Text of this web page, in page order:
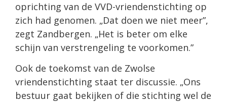
oprichting van de VVD-vriendenstichting op
zich had genomen. „Dat doen we niet meer”,
zegt Zandbergen. „Het is beter om elke
schijn van verstrengeling te voorkomen.”
Ook de toekomst van de Zwolse
vriendenstichting staat ter discussie. „Ons
bestuur gaat bekijken of die stichting wel de